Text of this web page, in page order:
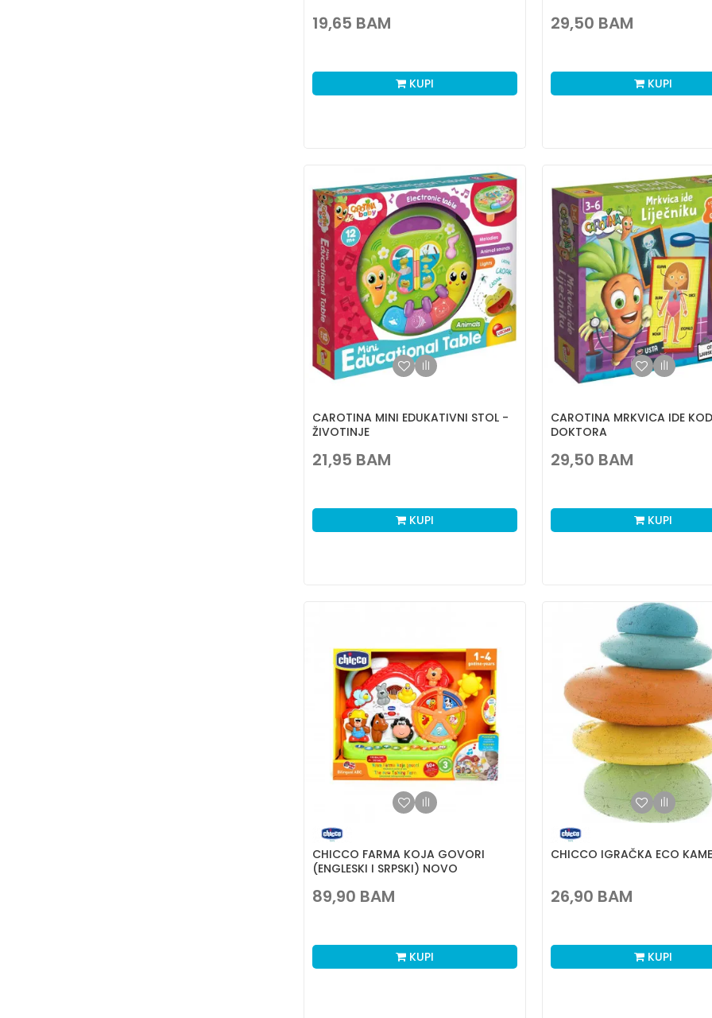
19,65 BAM
KUPI
29,50 BAM
KUPI
CAROTINA MINI EDUKATIVNI STOL -
ŽIVOTINJE
21,95 BAM
KUPI
CAROTINA MRKVICA IDE KOD
DOKTORA
29,50 BAM
KUPI
CHICCO FARMA KOJA GOVORI
(ENGLESKI I SRPSKI) NOVO
89,90 BAM
KUPI
CHICCO IGRAČKA ECO
26,90 BAM
KUPI